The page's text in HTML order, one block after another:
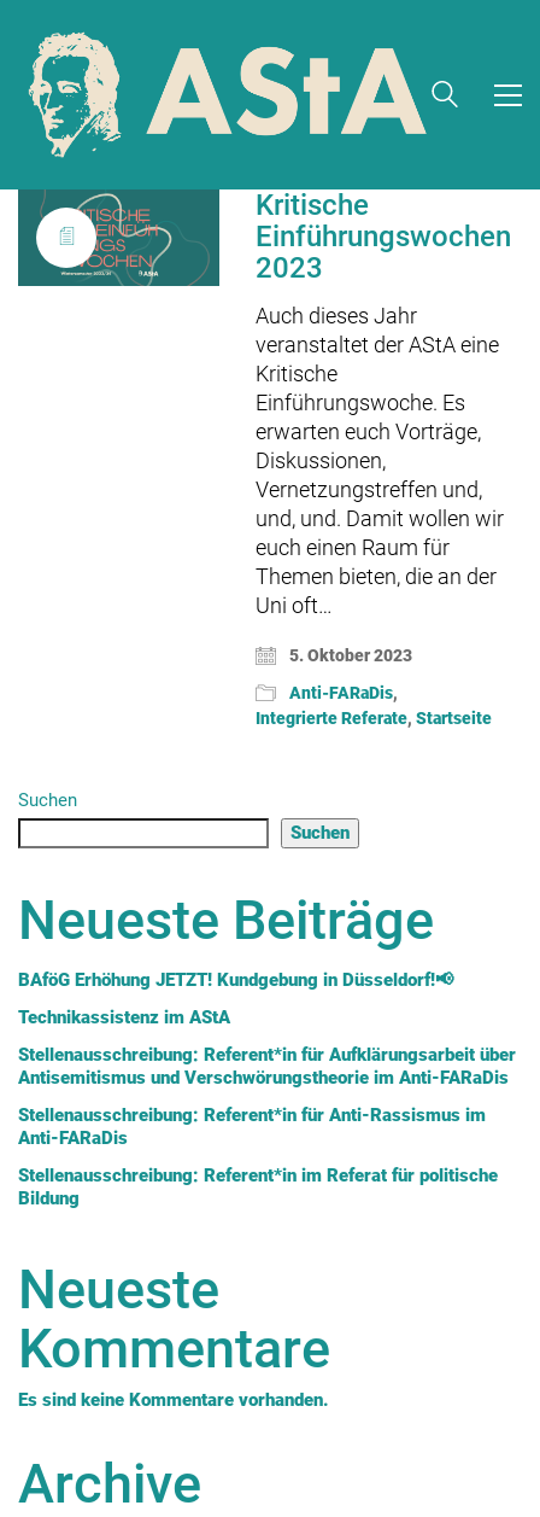
Kritische
Einführungswochen
2023
Auch dieses Jahr
veranstaltet der AStA eine
Kritische
Einführungswoche. Es
erwarten euch Vorträge,
Diskussionen,
Vernetzungstreffen und,
und, und. Damit wollen wir
euch einen Raum für
Themen bieten, die an der
Uni oft…
5. Oktober 2023
Anti-FARaDis,
Integrierte Referate,Startseite
Suchen
Suchen
Neueste Beiträge
BAföG Erhöhung JETZT! Kundgebung in Düsseldorf!📢
Technikassistenz im AStA
Stellenausschreibung: Referent*in für Aufklärungsarbeit über
Antisemitismus und Verschwörungstheorie im Anti-FARaDis
Stellenausschreibung: Referent*in für Anti-Rassismus im
Anti-FARaDis
Stellenausschreibung: Referent*in im Referat für politische
Bildung
Neueste
Kommentare
Es sind keine Kommentare vorhanden.
Archive